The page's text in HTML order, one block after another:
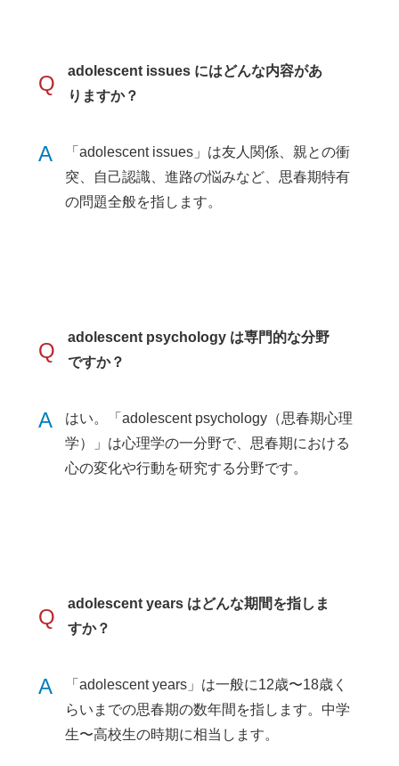
Q
adolescent issues にはどんな内容があ
りますか？
A
「adolescent issues」は友人関係、親との衝
突、自己認識、進路の悩みなど、思春期特有
の問題全般を指します。
Q
adolescent psychology は専門的な分野
ですか？
A
はい。「adolescent psychology（思春期心理
学）」は心理学の一分野で、思春期における
心の変化や行動を研究する分野です。
Q
adolescent years はどんな期間を指しま
すか？
A
「adolescent years」は一般に12歳〜18歳く
らいまでの思春期の数年間を指します。中学
生〜高校生の時期に相当します。